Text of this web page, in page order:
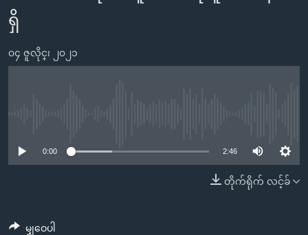
အကြောင်းအရာ
သို့
ကျော်
ကြည့်
ရပ်ဝန်းတခု လမ်းတခု အလွန်
အင်္ဂလိပ်စာလေ့လာမယ်
အမေရိကန်သုံးအီဒီယံ
အပတ်စဉ်ကဏ္ဍများ
ရှိ
၀၄ ဇူလိုင္၊ ၂၀၂၁
0:00 2:46
တိုက်ရိုက် လင့်ခ်
မျှဝေပါ